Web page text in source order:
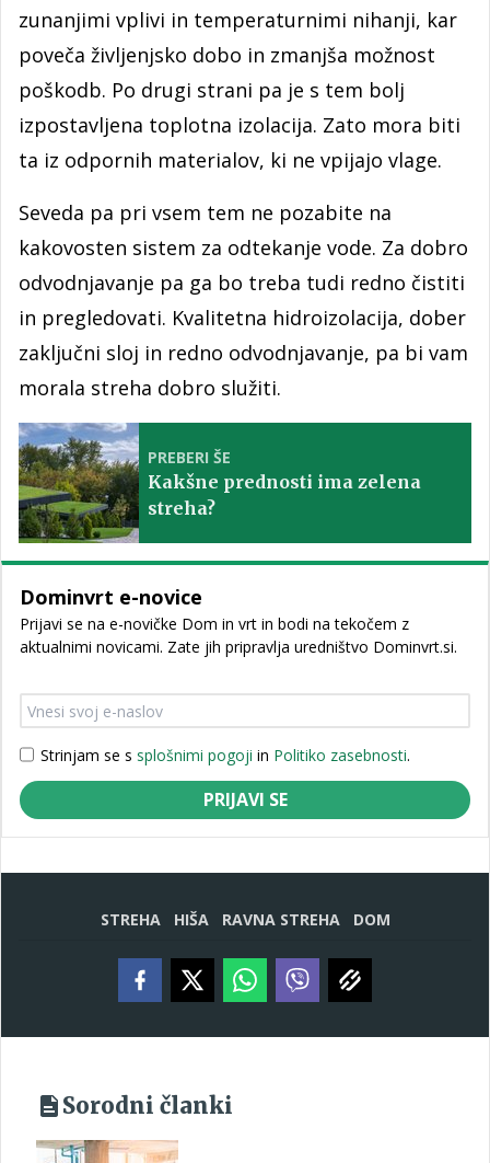
zunanjimi vplivi in temperaturnimi nihanji, kar
poveča življenjsko dobo in zmanjša možnost
poškodb. Po drugi strani pa je s tem bolj
izpostavljena toplotna izolacija. Zato mora biti
ta iz odpornih materialov, ki ne vpijajo vlage.
Seveda pa pri vsem tem ne pozabite na
kakovosten sistem za odtekanje vode. Za dobro
odvodnjavanje pa ga bo treba tudi redno čistiti
in pregledovati. Kvalitetna hidroizolacija, dober
zaključni sloj in redno odvodnjavanje, pa bi vam
morala streha dobro služiti.
PREBERI ŠE
Kakšne prednosti ima zelena
streha?
Dominvrt e-novice
Prijavi se na e-novičke Dom in vrt in bodi na tekočem z
aktualnimi novicami. Zate jih pripravlja uredništvo Dominvrt.si.
Strinjam se s splošnimi pogoji in Politiko zasebnosti.
PRIJAVI SE
STREHA HIŠA RAVNA STREHA DOM
Sorodni članki